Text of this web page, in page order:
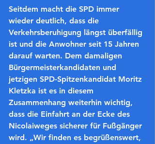
Seitdem macht die SPD immer
wieder deutlich, dass die
Verkehrsberuhigung längst überfällig
ist und die Anwohner seit 15 Jahren
darauf warten. Dem damaligen
Bürgermeisterkandidaten und
jetzigen SPD-Spitzenkandidat Moritz
Kletzka ist es in diesem
Zusammenhang weiterhin wichtig,
dass die Einfahrt an der Ecke des
Nicolaiweges sicherer für Fußgänger
wird. „Wir finden es begrüßenswert,